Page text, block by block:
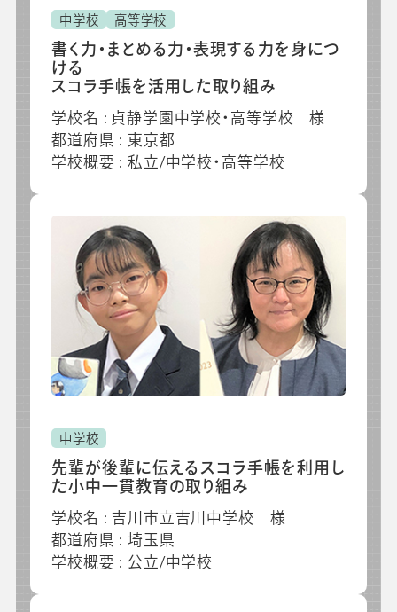
中学校 高等学校
書く力・まとめる力・表現する力を身につ
ける
スコラ手帳を活用した取り組み
学校名 : 貞静学園中学校・高等学校 様
都道府県 : 東京都
学校概要 : 私立/中学校・高等学校
中学校
先輩が後輩に伝えるスコラ手帳を利用し
た小中一貫教育の取り組み
学校名 : 吉川市立吉川中学校 様
都道府県 : 埼玉県
学校概要 : 公立/中学校